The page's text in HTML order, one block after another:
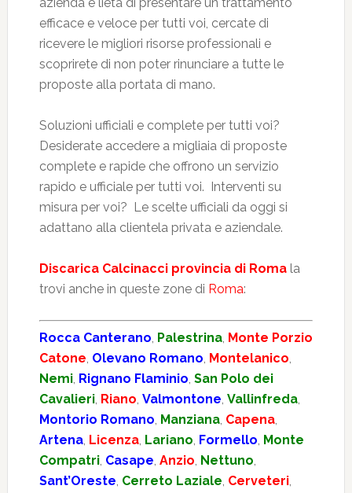
efficace e veloce per tutti voi, cercate di
ricevere le migliori risorse professionali e
scoprirete di non poter rinunciare a tutte le
proposte alla portata di mano.
Soluzioni ufficiali e complete per tutti voi?
Desiderate accedere a migliaia di proposte
complete e rapide che offrono un servizio
rapido e ufficiale per tutti voi. Interventi su
misura per voi? Le scelte ufficiali da oggi si
adattano alla clientela privata e aziendale.
Discarica Calcinacci provincia di Romala
trovi anche in queste zone di Roma:
Rocca Canterano, Palestrina, Monte Porzio
Catone, Olevano Romano, Montelanico,
Nemi, Rignano Flaminio, San Polo dei
Cavalieri, Riano, Valmontone, Vallinfreda,
Montorio Romano, Manziana, Capena,
Artena, Licenza, Lariano, Formello, Monte
Compatri, Casape, Anzio, Nettuno,
Sant’Oreste, Cerreto Laziale, Cerveteri,